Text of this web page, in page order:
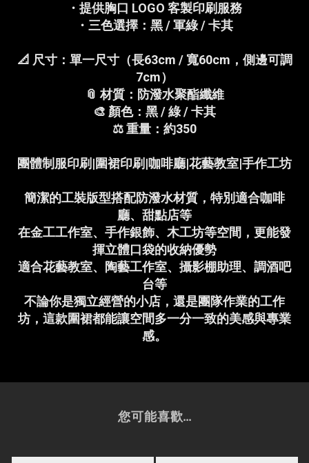
・提供胸口 LOGO 客製印刷服務
・三色選擇：黑 / 軍綠 / 卡其
📐 尺寸：單一尺寸（長63cm / 寬60cm，側邊可調
7cm）
📎 材質：防潑水聚酯纖維
🎨 顏色：黑 / 綠 / 卡其
⚖️ 重量：約350
團體制服印刷|圍裙印刷|咖啡廳|花藝教室|手作工坊
簡潔的工裝版型搭配防潑水材質，特別適合咖啡
廳、甜點店等
在金工工作室、手作銀飾、木工坊等空間，更能發
揮立體口袋的收納優勢
適合花藝教室、陶藝工作室、攝影棚助理、調酒吧
台等
不論你是獨立經營的小店，還是團隊作業的工作
坊，這款圍裙都能讓空間多一分一致的美感與專業
感。
您可能喜歡...